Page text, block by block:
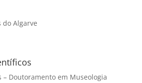
do Algarve
– Doutoramento em Museologia